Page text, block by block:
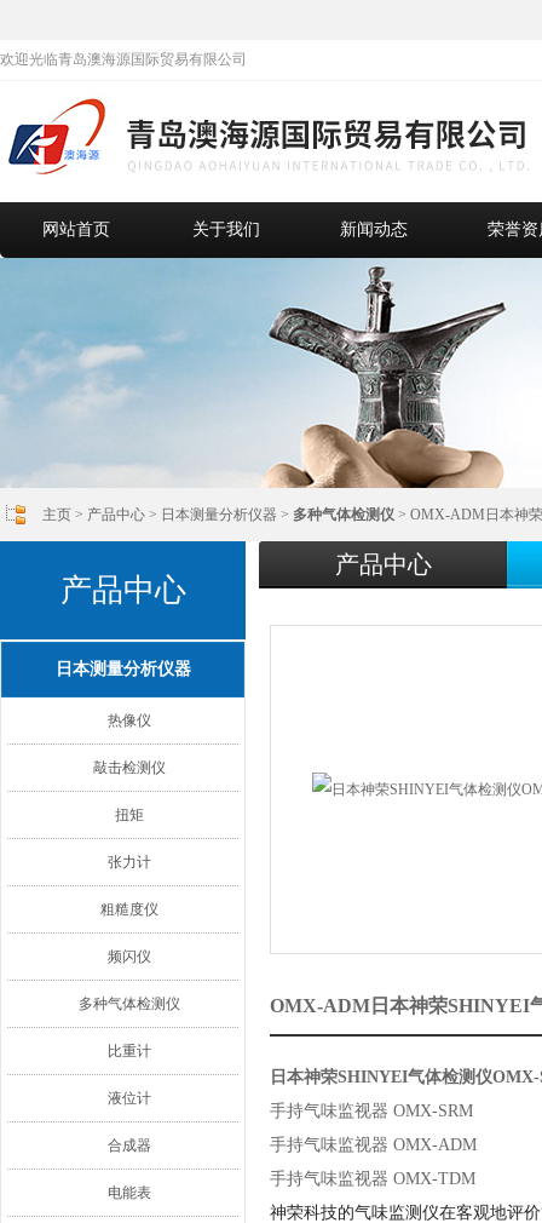
欢迎光临青岛澳海源国际贸易有限公司
网站首页 关于我们 新闻动态 荣誉资
主页 > 产品中心 > 日本测量分析仪器 > 多种气体检测仪 > OMX-ADM日本神
产品中心
日本测量分析仪器
热像仪
敲击检测仪
扭矩
张力计
粗糙度仪
频闪仪
多种气体检测仪
比重计
液位计
合成器
电能表
产品中心
OMX-ADM日本神荣SHINYEI
日本神荣SHINYEI气体检测仪
手持气味监视器 OMX-SRM
手持气味监视器 OMX-ADM
手持气味监视器 OMX-TDM
神荣科技的气味监测仪在客观地评